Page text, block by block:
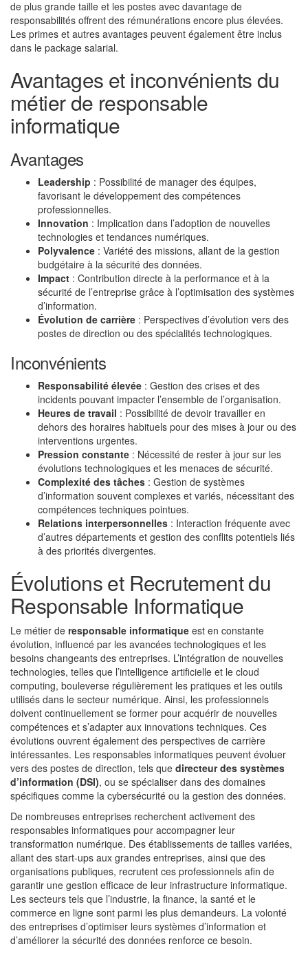
de plus grande taille et les postes avec davantage de
responsabilités offrent des rémunérations encore plus élevées.
Les primes et autres avantages peuvent également être inclus
dans le package salarial.
Avantages et inconvénients du
métier de responsable
informatique
Avantages
Leadership : Possibilité de manager des équipes,
favorisant le développement des compétences
professionnelles.
Innovation : Implication dans l’adoption de nouvelles
technologies et tendances numériques.
Polyvalence : Variété des missions, allant de la gestion
budgétaire à la sécurité des données.
Impact : Contribution directe à la performance et à la
sécurité de l’entreprise grâce à l’optimisation des systèmes
d’information.
Évolution de carrière : Perspectives d’évolution vers des
postes de direction ou des spécialités technologiques.
Inconvénients
Responsabilité élevée : Gestion des crises et des
incidents pouvant impacter l’ensemble de l’organisation.
Heures de travail : Possibilité de devoir travailler en
dehors des horaires habituels pour des mises à jour ou des
interventions urgentes.
Pression constante : Nécessité de rester à jour sur les
évolutions technologiques et les menaces de sécurité.
Complexité des tâches : Gestion de systèmes
d’information souvent complexes et variés, nécessitant des
compétences techniques pointues.
Relations interpersonnelles : Interaction fréquente avec
d’autres départements et gestion des conflits potentiels liés
à des priorités divergentes.
Évolutions et Recrutement du
Responsable Informatique
Le métier de responsable informatique est en constante
évolution, influencé par les avancées technologiques et les
besoins changeants des entreprises. L’intégration de nouvelles
technologies, telles que l’intelligence artificielle et le cloud
computing, bouleverse régulièrement les pratiques et les outils
utilisés dans le secteur numérique. Ainsi, les professionnels
doivent continuellement se former pour acquérir de nouvelles
compétences et s’adapter aux innovations techniques. Ces
évolutions ouvrent également des perspectives de carrière
intéressantes. Les responsables informatiques peuvent évoluer
vers des postes de direction, tels que directeur des systèmes
d’information (DSI), ou se spécialiser dans des domaines
spécifiques comme la cybersécurité ou la gestion des données.
De nombreuses entreprises recherchent activement des
responsables informatiques pour accompagner leur
transformation numérique. Des établissements de tailles variées,
allant des start-ups aux grandes entreprises, ainsi que des
organisations publiques, recrutent ces professionnels afin de
garantir une gestion efficace de leur infrastructure informatique.
Les secteurs tels que l’industrie, la finance, la santé et le
commerce en ligne sont parmi les plus demandeurs. La volonté
des entreprises d’optimiser leurs systèmes d’information et
d’améliorer la sécurité des données renforce ce besoin.